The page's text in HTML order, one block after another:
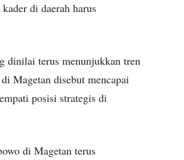
di daerah harus
dinilai terus menunjukkan tren
Magetan disebut mencapai
posisi strategis di
di Magetan terus